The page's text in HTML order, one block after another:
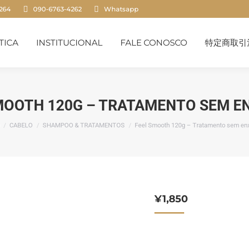
090-6763-4262 Whatsapp
INSTITUCIONAL FALE CONOSCO 特定商取
120G – TRATAMENTO SEM
está aqui:
CABELO SHAMPOO & TRATAMENTOS Feel Smooth 120g – Tratamento sem
¥1,850
INSTITUCIONAL FALE CONOSCO 特定商取引